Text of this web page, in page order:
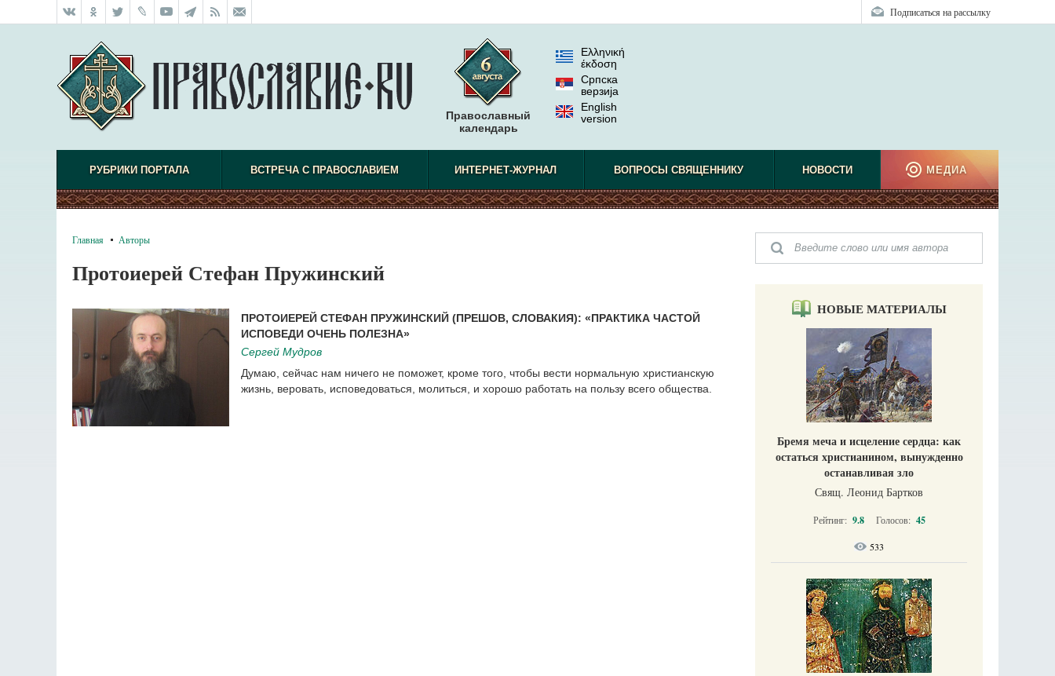
Подписаться на рассылку
Православный
календарь
Ελληνική
έκδοση
Српска
верзиjа
English
version
РУБРИКИ ПОРТАЛА ВСТРЕЧА С ПРАВОСЛАВИЕМ ИНТЕРНЕТ-ЖУРНАЛ ВОПРОСЫ СВЯЩЕННИКУ НОВОСТИ МЕДИА
Главная Авторы
Протоиерей Стефан Пружинский
ПРОТОИЕРЕЙ СТЕФАН ПРУЖИНСКИЙ (ПРЕШОВ, СЛОВАКИЯ): «ПРАКТИКА ЧАСТОЙ
ИСПОВЕДИ ОЧЕНЬ ПОЛЕЗНА»
Сергей Мудров
Думаю, сейчас нам ничего не поможет, кроме того, чтобы вести нормальную христианскую
жизнь, веровать, исповедоваться, молиться, и хорошо работать на пользу всего общества.
НОВЫЕ МАТЕРИАЛЫ
Бремя меча и исцеление сердца: как
остаться христианином, вынужденно
останавливая зло
Свящ. Леонид Бартков
Рейтинг: 9.8 Голосов: 45
533